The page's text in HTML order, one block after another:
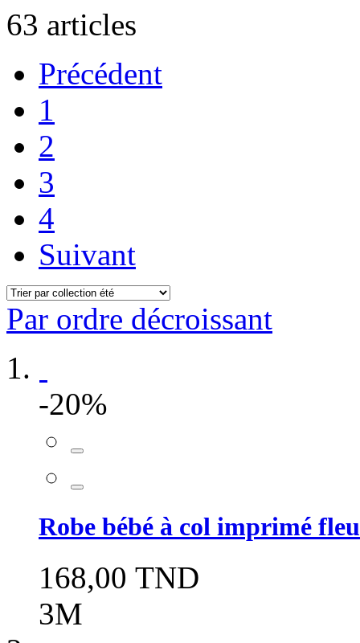
63 articles
Précédent
1
2
3
4
Suivant
Par ordre décroissant
-20%
Robe bébé à col imprimé
168,00 TND
3M